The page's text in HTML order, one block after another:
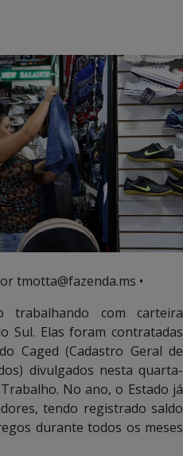
tmotta@fazenda.ms •
trabalhando com carteira
Sul. Elas foram contratadas
Caged (Cadastro Geral de
divulgados nesta quarta-
No ano, o Estado já
tendo registrado saldo
durante todos os meses